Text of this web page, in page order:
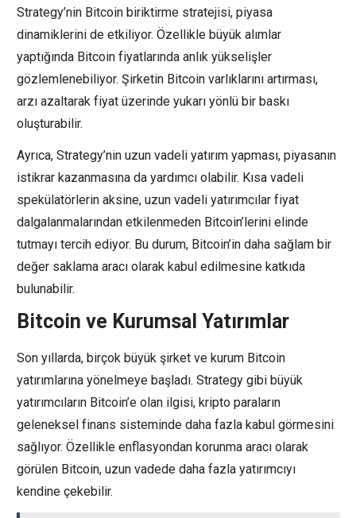
Strategy’nin Bitcoin biriktirme stratejisi, piyasa
dinamiklerini de etkiliyor. Özellikle büyük alımlar
yaptığında Bitcoin fiyatlarında anlık yükselişler
gözlemlenebiliyor. Şirketin Bitcoin varlıklarını artırması,
arzı azaltarak fiyat üzerinde yukarı yönlü bir baskı
oluşturabilir.
Ayrıca, Strategy’nin uzun vadeli yatırım yapması, piyasanın
istikrar kazanmasına da yardımcı olabilir. Kısa vadeli
spekülatörlerin aksine, uzun vadeli yatırımcılar fiyat
dalgalanmalarından etkilenmeden Bitcoin’lerini elinde
tutmayı tercih ediyor. Bu durum, Bitcoin’in daha sağlam bir
değer saklama aracı olarak kabul edilmesine katkıda
bulunabilir.
Bitcoin ve Kurumsal Yatırımlar
Son yıllarda, birçok büyük şirket ve kurum Bitcoin
yatırımlarına yönelmeye başladı. Strategy gibi büyük
yatırımcıların Bitcoin’e olan ilgisi, kripto paraların
geleneksel finans sisteminde daha fazla kabul görmesini
sağlıyor. Özellikle enflasyondan korunma aracı olarak
görülen Bitcoin, uzun vadede daha fazla yatırımcıyı
kendine çekebilir.